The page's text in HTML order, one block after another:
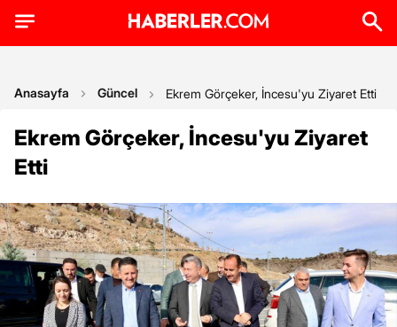
Anasayfa Güncel Ekrem Görçeker, İncesu'yu Ziyaret Etti
Ekrem Görçeker, İncesu'yu Ziyaret
Etti